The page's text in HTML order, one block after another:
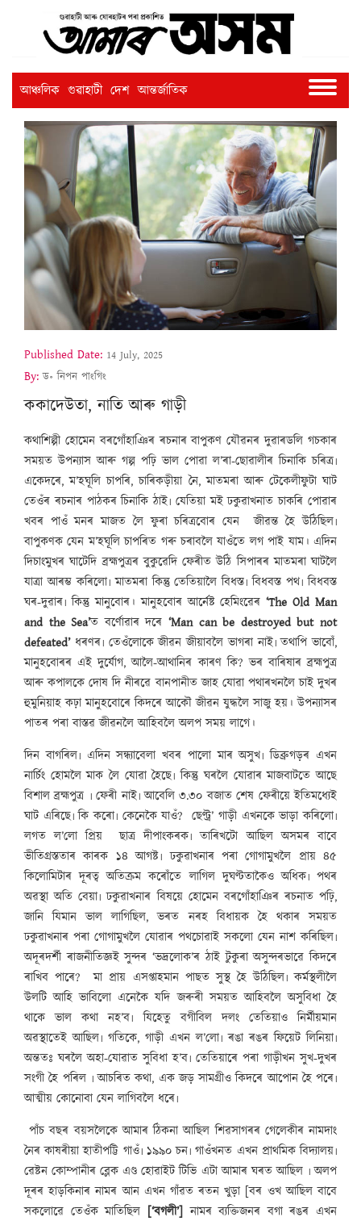
আঞ্চলিক গুৱাহাটী দেশ আন্তৰ্জাতিক
Published Date: 14 July, 2025
By: ড॰ নিপন পাংগিং
ককাদেউতা, নাতি আৰু গাড়ী
কথাশিল্পী হোমেন বৰগোঁহাঞিৰ ৰচনাৰ বাপুকণ যৌৱনৰ দুৱাৰডলি গচকাৰ
সময়ত উপন্যাস আৰু গল্প পঢ়ি ভাল পোৱা ল’ৰা-ছোৱালীৰ চিনাকি চৰিত্ৰ৷
একেদৰে, ম’হঘূলি চাপৰি, চাৰিকড়ীয়া নৈ, মাতমৰা আৰু টেকেলীফুটা ঘাট
তেওঁৰ ৰচনাৰ পাঠকৰ চিনাকি ঠাই৷ যেতিয়া মই ঢকুৱাখনাত চাকৰি পোৱাৰ
খবৰ পাওঁ মনৰ মাজত লৈ ফুৰা চৰিত্ৰবোৰ যেন জীৱন্ত হৈ উঠিছিল৷
বাপুকণক যেন ম’হঘূলি চাপৰিত গৰু চৰাবলৈ যাওঁতে লগ পাই যাম। এদিন
দিচাংমুখৰ ঘাটেদি ব্ৰহ্মপুত্ৰৰ বুকুৱেদি ফেৰীত উঠি সিপাৰৰ মাতমৰা ঘাটলৈ
যাত্ৰা আৰম্ভ কৰিলো৷ মাতমৰা কিন্তু তেতিয়ালৈ বিধস্ত৷ বিধবস্ত পথ৷ বিধবস্ত
ঘৰ-দুৱাৰ৷ কিন্তু মানুবোৰ। মানুহবোৰ আৰ্নেষ্ট হেমিংৱেৰ ‘The Old Man
and the Sea’ত বৰ্ণোৱাৰ দৰে ‘Man can be destroyed but not
defeated’ ধৰণৰ৷ তেওঁলোকে জীৱন জীয়াবলৈ ভাগৰা নাই৷ তথাপি ভাবোঁ,
মানুহবোৰৰ এই দুৰ্যোগ, আলৈ-আথানিৰ কাৰণ কি? ভৰ বাৰিষাৰ ব্ৰহ্মপুত্ৰ
আৰু কপালকে দোষ দি নীৰৱে বানপানীত জাহ যোৱা পথাৰখনলৈ চাই দুখৰ
হুমুনিয়াহ কঢ়া মানুহবোৰে কিদৰে আকৌ জীৱন যুদ্ধলৈ সাজু হয়। উপন্যাসৰ
পাতৰ পৰা বাস্তৱ জীৱনলৈ আহিবলৈ অলপ সময় লাগে।
দিন বাগৰিল৷ এদিন সন্ধ্যাবেলা খবৰ পালো মাৰ অসুখ৷ ডিব্ৰুগড়ৰ এখন
নাৰ্চিং হোমলৈ মাক লৈ যোৱা হৈছে৷ কিন্তু ঘৰলৈ যোৱাৰ মাজবাটতে আছে
বিশাল ব্ৰহ্মপুত্ৰ ৷ ফেৰী নাই৷ আবেলি ৩.৩০ বজাত শেষ ফেৰীয়ে ইতিমধ্যেই
ঘাট এৰিছে৷ কি কৰো৷ কেনেকৈ যাওঁ? ছেণ্ট্ৰ’ গাড়ী এখনকে ভাড়া কৰিলো৷
লগত ল’লো প্ৰিয় ছাত্ৰ দীপাংকৰক৷ তাৰিখটো আছিল অসমৰ বাবে
ভীতিগ্ৰস্ততাৰ কাৰক ১৪ আগষ্ট৷ ঢকুৱাখনাৰ পৰা গোগামুখলৈ প্ৰায় ৪৫
কিলোমিটাৰ দূৰত্ব অতিক্ৰম কৰোঁতে লাগিল দুঘণ্টতাকৈও অধিক৷ পথৰ
অৱস্থা অতি বেয়া৷ ঢকুৱাখনাৰ বিষয়ে হোমেন বৰগোঁহাঞিৰ ৰচনাত পঢ়ি,
জানি যিমান ভাল লাগিছিল, ভৰত নৰহ বিধায়ক হৈ থকাৰ সময়ত
ঢকুৱাখনাৰ পৰা গোগামুখলৈ যোৱাৰ পথচোৱাই সকলো যেন নাশ কৰিছিল৷
অদূৰদৰ্শী ৰাজনীতিজ্ঞই সুন্দৰ ‘ভদ্ৰলোক’ৰ ঠাই টুকুৰা অসুন্দৰভাৱে কিদৰে
ৰাখিব পাৰে? মা প্ৰায় এসপ্তাহমান পাছত সুস্থ হৈ উঠিছিল৷ কৰ্মস্থলীলৈ
উলটি আহি ভাবিলো এনেকৈ যদি জৰুৰী সময়ত আহিবলৈ অসুবিধা হৈ
থাকে ভাল কথা নহ’ব৷ যিহেতু বগীবিল দলং তেতিয়াও নিৰ্মীয়মান
অৱস্থাতেই আছিল৷ গতিকে, গাড়ী এখন ল’লো৷ ৰঙা ৰঙৰ ফিয়েট লিনিয়া৷
অন্ততঃ ঘৰলৈ অহা-যোৱাত সুবিধা হ’ব৷ তেতিয়াৰে পৰা গাড়ীখন সুখ-দুখৰ
সংগী হৈ পৰিল ৷ আচৰিত কথা, এক জড় সামগ্ৰীও কিদৰে আপোন হৈ পৰে৷
আত্মীয় কোনোবা যেন লাগিবলৈ ধৰে৷
পাঁচ বছৰ বয়সলৈকে আমাৰ ঠিকনা আছিল শিৱসাগৰৰ গেলেকীৰ নামদাং
নৈৰ কাষৰীয়া হাতীপট্টি গাওঁ৷ ১৯৯০ চন৷ গাওঁখনত এখন প্ৰাথমিক বিদ্যালয়৷
ৱেষ্টন কোম্পানীৰ ব্লেক এণ্ড হোৱাইট টিভি এটা আমাৰ ঘৰত আছিল ৷ অলপ
দূৰৰ হাড়কিনাৰ নামৰ আন এখন গাঁৱত ৰতন খুড়া [বৰ ওখ আছিল বাবে
সকলোৱে তেওঁক মাতিছিল [‘বগলী’] নামৰ ব্যক্তিজনৰ বগা ৰঙৰ এখন